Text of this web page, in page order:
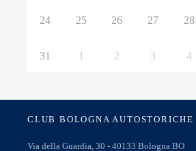
24 25 26 27 28
31 1 2 3 4
CLUB BOLOGNA AUTOSTORICHE
Via della Guardia, 30 - 40133 Bologna BO